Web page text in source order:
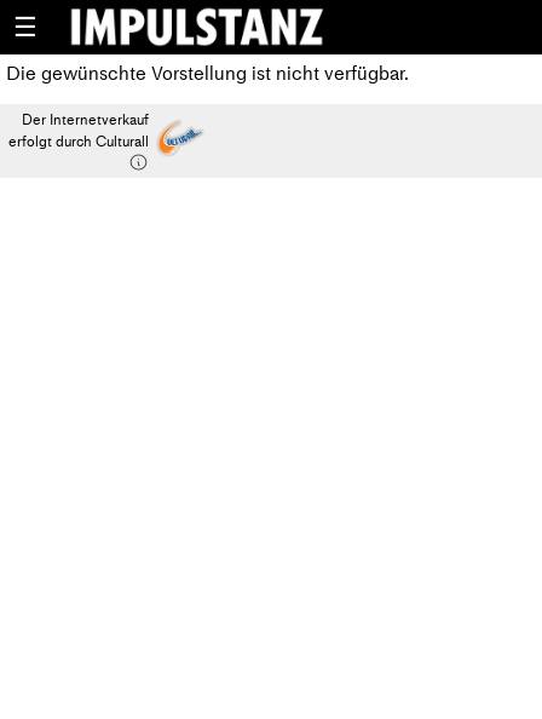
☰
Die gewünschte Vorstellung ist nicht verfügbar.
Der Internetverkauf
erfolgt durch Culturall